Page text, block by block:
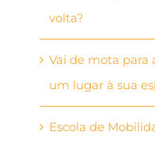
volta?
Vai de mota para
um lugar à sua
Escola de